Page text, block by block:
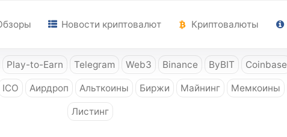
Новости криптовалют Криптовалюты
Play-to-Earn Telegram Web3 Binance ByBIT Coinbase
ICO Аирдроп Альткоины Биржи Майнинг Мемкоины
Листинг